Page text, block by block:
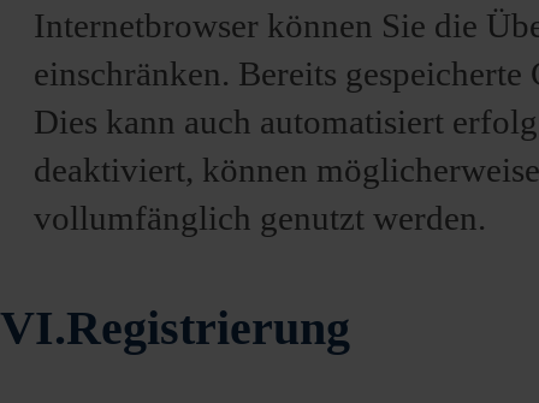
Internetbrowser können Sie die
einschränken. Bereits
Dies kann auch automatisiert
deaktiviert, können
vollumfänglich genutzt werden.
VI.Registrierung